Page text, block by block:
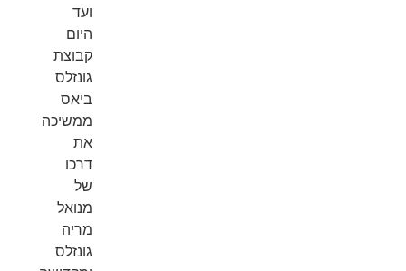
ועד
היום
קבוצת
גונזלס
ביאס
ממשיכה
את
דרכו
של
מנואל
מריה
גונזלס